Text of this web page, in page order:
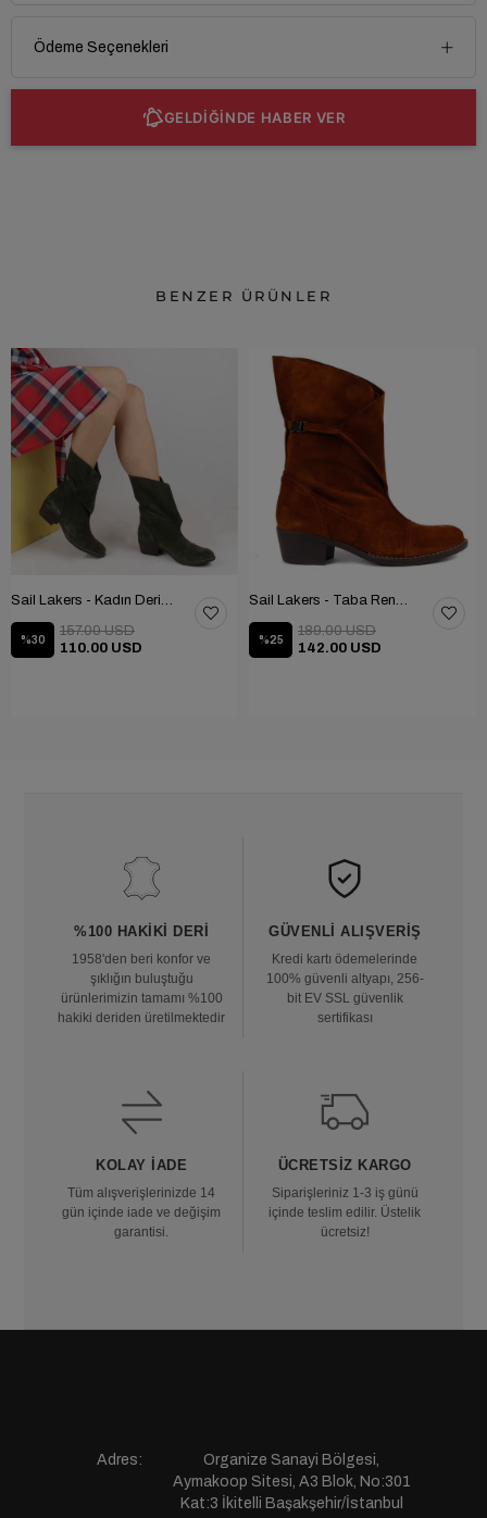
Ödeme Seçenekleri
GELDİĞİNDE HABER VER
BENZER ÜRÜNLER
Sail Lakers - Kadın Deri Bot 105-2910-VENUS
%30
110.00 USD
157.00 USD
Sail Lakers - Taba Rengi Katlanabilir Kadın Deri Bot 105-2910-VENUS
%25
142.00 USD
189.00 USD
%100 HAKIKI DERI
1958'den beri konfor ve
şıklığın buluştuğu
ürünlerimizin tamamı %100
hakiki deriden üretilmektedir
GÜVENLI ALIŞVERIŞ
Kredi kartı ödemelerinde
100% güvenli altyapı, 256-
bit EV SSL güvenlik
sertifikası
KOLAY İADE
Tüm alışverişlerinizde 14
gün içinde iade ve değişim
garantisi.
ÜCRETSIZ KARGO
Siparişleriniz 1-3 iş günü
içinde teslim edilir. Üstelik
ücretsiz!
Adres:
Organize Sanayi Bölgesi,
Aymakoop Sitesi, A3 Blok, No:301
Kat:3 İkitelli Başakşehir/İstanbul